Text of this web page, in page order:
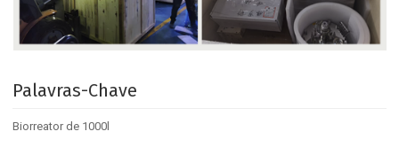
Palavras-Chave
Biorreator de 1000l